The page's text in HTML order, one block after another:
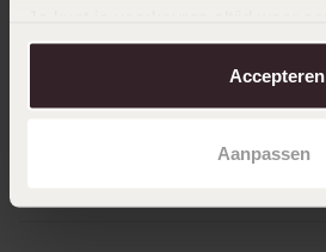
over in onscookiebeleid.
Accepteren
Aanpassen
02-04-2024